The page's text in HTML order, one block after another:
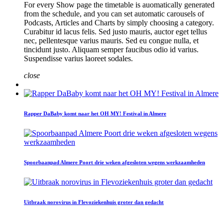
For every Show page the timetable is auomatically generated
from the schedule, and you can set automatic carousels of
Podcasts, Articles and Charts by simply choosing a category.
Curabitur id lacus felis. Sed justo mauris, auctor eget tellus
nec, pellentesque varius mauris. Sed eu congue nulla, et
tincidunt justo. Aliquam semper faucibus odio id varius.
Suspendisse varius laoreet sodales.
close
Rapper DaBaby komt naar het OH MY! Festival in Almere
Spoorbaanpad Almere Poort drie weken afgesloten wegens werkzaamheden
Uitbraak norovirus in Flevoziekenhuis groter dan gedacht